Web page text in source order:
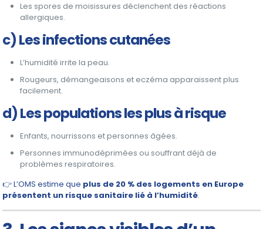
Les spores de moisissures déclenchent des réactions
allergiques.
c) Les infections cutanées
L’humidité irrite la peau.
Rougeurs, démangeaisons et eczéma apparaissent plus
facilement.
d) Les populations les plus à risque
Enfants, nourrissons et personnes âgées.
Personnes immunodéprimées ou souffrant déjà de
problèmes respiratoires.
👉 L’OMS estime que plus de 20 % des logements en Europe
présentent un risque sanitaire lié à l’humidité.